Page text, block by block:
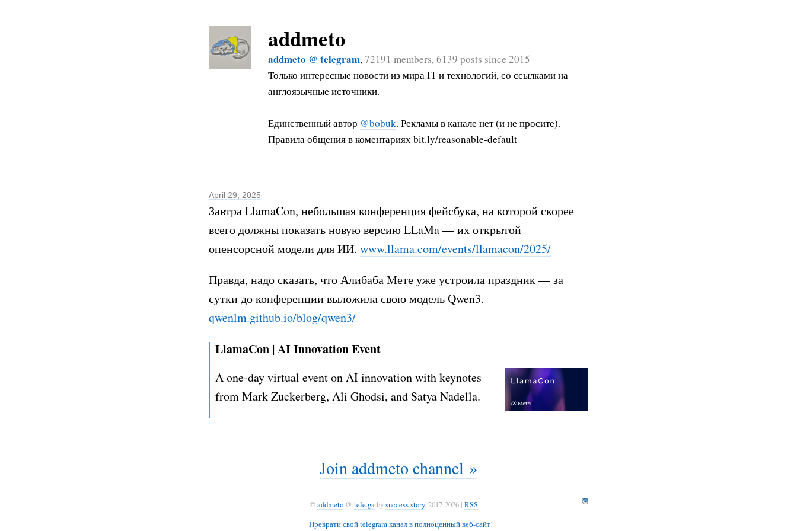
addmeto
addmeto @ telegram,72191 members, 6139 posts since 2015
Только интересные новости из мира IT и технологий, со ссылками на
англоязычные источники.
Единственный автор @bobuk. Рекламы в канале нет (и не просите).
Правила общения в коментариях bit.ly/reasonable-default
April 29, 2025
Завтра LlamaCon, небольшая конференция фейсбука, на которой скорее
всего должны показать новую версию LLaMa — их открытой
опенсорсной модели для ИИ. www.llama.com/events/llamacon/2025/
Правда, надо сказать, что Алибаба Мете уже устроила праздник — за
сутки до конференции выложила свою модель Qwen3.
qwenlm.github.io/blog/qwen3/
LlamaCon | AI Innovation Event
A one-day virtual event on AI innovation with keynotes
from Mark Zuckerberg, Ali Ghodsi, and Satya Nadella.
Join addmeto channel »
©addmeto@ tele.gabysuccess story, 2017-2026 | RSS
Преврати свой telegram канал в полноценный веб-сайт!